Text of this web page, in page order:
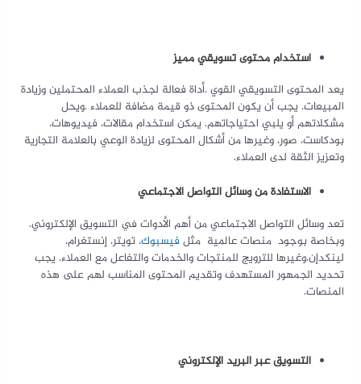
استخدام محتوى تسويقي مميز
يعد المحتوى التسويقي القوي .أداة فعالة لجذب العملاء المحتملين وزيادة
المبيعات. يجب أن يكون المحتوى ذو قيمة مضافة للعملاء .ويحل
مشكلاتهم أو يلبي احتياجاتهم. يمكن استخدام مقالات، فيديوهات،
بودكاست، صور، وغيرها من أشكال المحتوى لزيادة الوعي بالعلامة التجارية
وتعزيز الثقة لدى العملاء.
الاستفادة من وسائل التواصل الاجتماعي
تعد وسائل التواصل الاجتماعي من أهم الأدوات في التسويق الإلكتروني.
وبخاصة بوجود منصات عالمية مثلفيسبوك، تويتر، إنستغرام،
لينكدإن.وغيرها للترويج للمنتجات والخدمات والتفاعل مع العملاء. يجب
تحديد الجمهور المستهدف وتقديم المحتوى المناسب لهم على هذه
المنصات.
التسويق عبر البريد الإلكتروني